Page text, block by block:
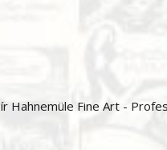
Hahnemüle Fine Art -